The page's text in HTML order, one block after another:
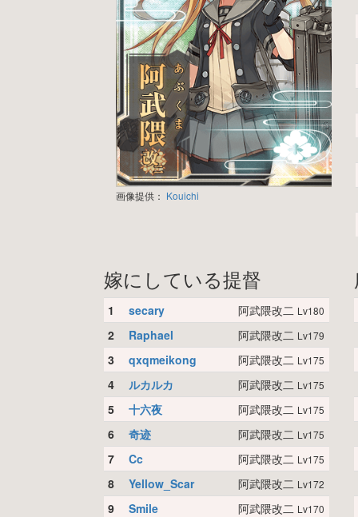
画像提供： Kouichi
嫁にしている提督
1 secary 阿武隈改二 Lv180
2 Raphael 阿武隈改二 Lv179
3 qxqmeikong 阿武隈改二 Lv175
4 ルカルカ 阿武隈改二 Lv175
5 十六夜 阿武隈改二 Lv175
6 奇迹 阿武隈改二 Lv175
7 Cc 阿武隈改二 Lv175
8 Yellow_Scar 阿武隈改二 Lv172
9 Smile 阿武隈改二 Lv170